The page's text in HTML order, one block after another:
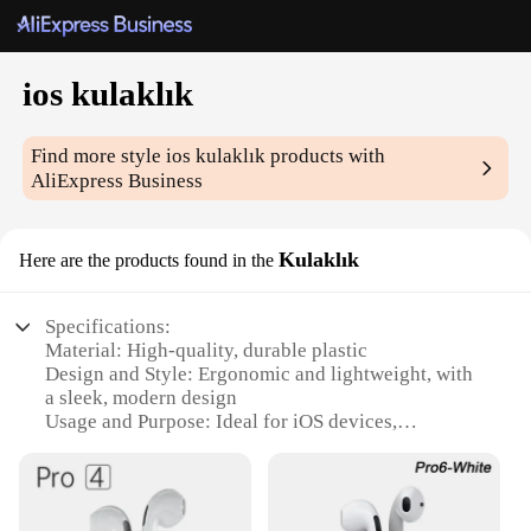
ios kulaklık
Find more styleios kulaklık products with
AliExpress Business
Here are the products found in the Kulaklık
Specifications:
Material: High-quality, durable plastic
Design and Style: Ergonomic and lightweight, with
a sleek, modern design
Usage and Purpose: Ideal for iOS devices,
noise
Typical Adaptive Scenario: Perfect for use in
various environments, from busy streets to quiet